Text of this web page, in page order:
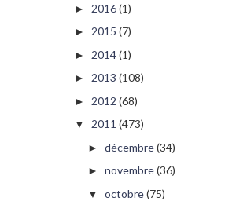
► 2016(1)
► 2015 (7)
► 2014(1)
► 2013 (108)
► 2012 (68)
▼ 2011 (473)
► décembre(34)
► novembre(36)
▼ octobre(75)